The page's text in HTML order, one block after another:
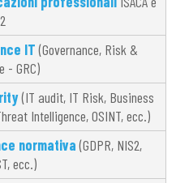
IT(Governance, Risk &
- GRC)
(IT audit, IT Risk, Business
Intelligence, OSINT, ecc.)
normativa(GDPR, NIS2,
ecc.)